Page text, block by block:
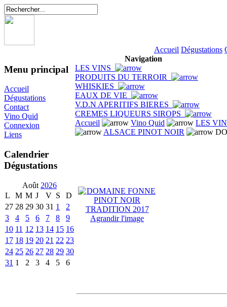
Accueil Dégustations
Menu principal
Accueil
Dégustations
Contact
Vino Quid
Connexion
Liens
Calendrier
Dégustations
Août 2026
L
M M J V S
D
27 28 29 30 31 1
2
3
4 5 6 7 8
9
10 11 12 13 14 15 16
17 18 19 20 21 22 23
24 25 26 27 28 29 30
31 1 2 3 4 5 6
Navigation
LES VINS
PRODUITS DU TERROIR
WHISKIES
EAUX DE VIE
V.D.N APERITIFS BIERES
CREMES LIQUEURS SIROPS
Accueil
Vino Quid
LES
ALSACE PINOT NOIR
Agrandir l'image